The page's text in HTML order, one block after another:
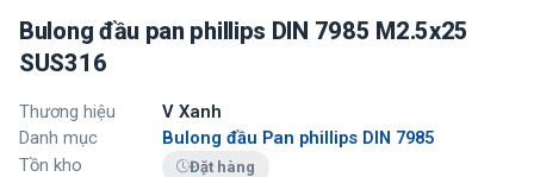
Bulong đầu pan phillips DIN 7985 M2.5x25
SUS316
Thương hiệu
V Xanh
Danh mục
Bulong đầu Pan phillips DIN 7985
Tồn kho
Đặt hàng